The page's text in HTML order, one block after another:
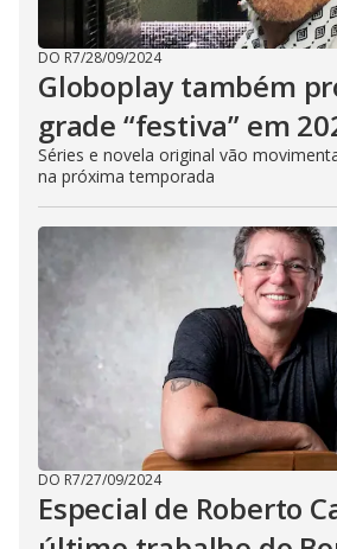
DO R7/28/09/2024
Globoplay também
grade “festiva” em
Séries e novela original vão
na próxima temporada
DO R7/27/09/2024
Especial de Roberto